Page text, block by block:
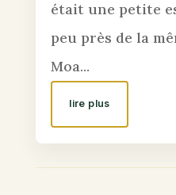
était une petite
peu près de la
Moa...
lire plus